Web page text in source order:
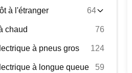
à l'étranger 64
chaud 76
à pneus gros 124
à longue queue 59